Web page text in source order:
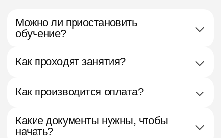
Можно ли приостановить
обучение?
Как проходят занятия?
Как производится оплата?
Какие документы нужны, чтобы
начать?